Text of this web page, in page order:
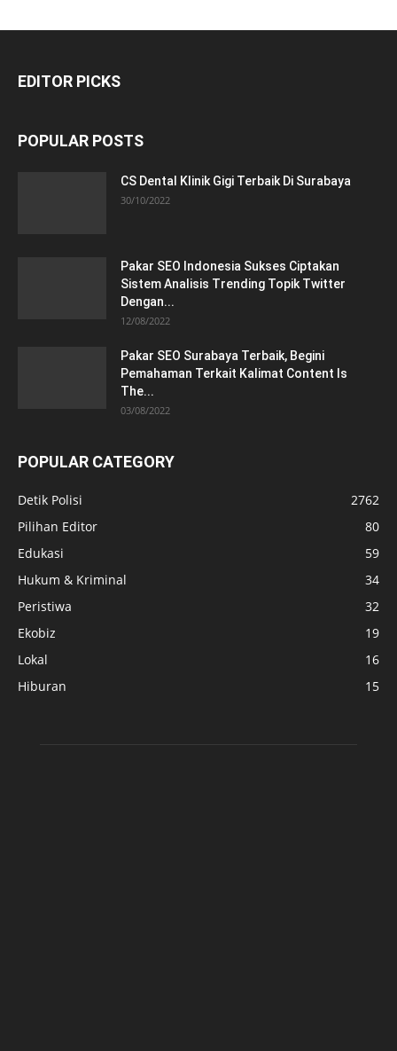
EDITOR PICKS
POPULAR POSTS
CS Dental Klinik Gigi Terbaik Di Surabaya
30/10/2022
Pakar SEO Indonesia Sukses Ciptakan
Sistem Analisis Trending Topik Twitter
Dengan...
12/08/2022
Pakar SEO Surabaya Terbaik, Begini
Pemahaman Terkait Kalimat Content Is
The...
03/08/2022
POPULAR CATEGORY
Detik Polisi
2762
Pilihan Editor
80
Edukasi
59
Hukum & Kriminal
34
Peristiwa
32
Ekobiz
19
Lokal
16
Hiburan
15